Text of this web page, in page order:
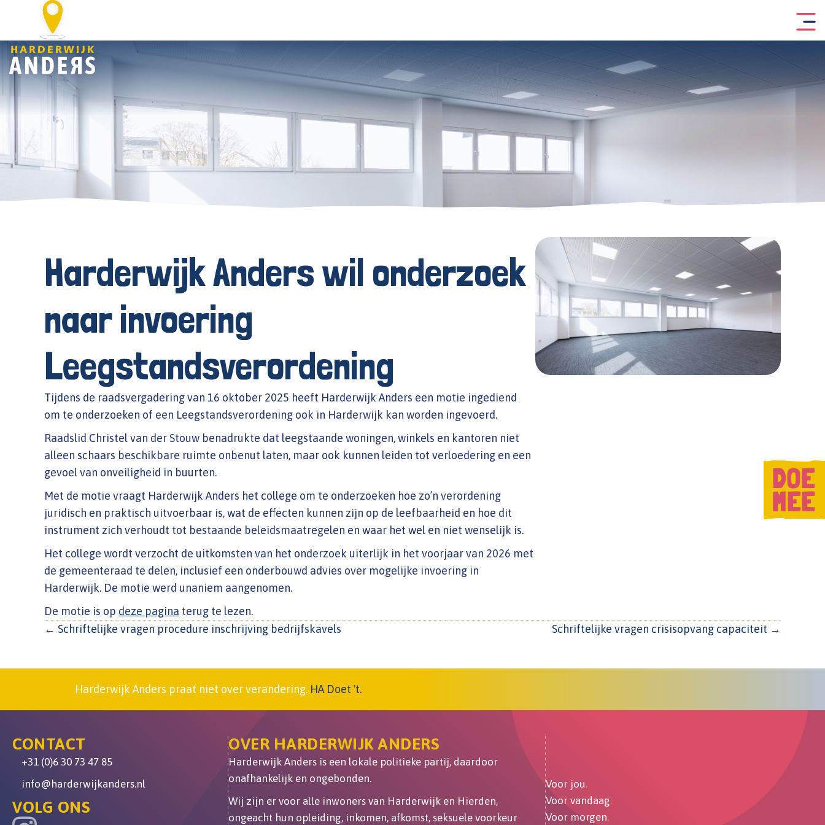
Harderwijk Anders wil onderzoek
naar invoering
Leegstandsverordening
Tijdens de raadsvergadering van 16 oktober 2025 heeft Harderwijk Anders een motie ingediend
om te onderzoeken of een Leegstandsverordening ook in Harderwijk kan worden ingevoerd.
Raadslid Christel van der Stouw benadrukte dat leegstaande woningen, winkels en kantoren niet
alleen schaars beschikbare ruimte onbenut laten, maar ook kunnen leiden tot verloedering en een
gevoel van onveiligheid in buurten.
Met de motie vraagt Harderwijk Anders het college om te onderzoeken hoe zo’n verordening
juridisch en praktisch uitvoerbaar is, wat de effecten kunnen zijn op de leefbaarheid en hoe dit
instrument zich verhoudt tot bestaande beleidsmaatregelen en waar het wel en niet wenselijk is.
Het college wordt verzocht de uitkomsten van het onderzoek uiterlijk in het voorjaar van 2026 met
de gemeenteraad te delen, inclusief een onderbouwd advies over mogelijke invoering in
Harderwijk. De motie werd unaniem aangenomen.
De motie is op deze pagina terug te lezen.
POSTS
NAVIGATION
← Schriftelijke vragen procedure inschrijving bedrijfskavels Schriftelijke vragen crisisopvang capaciteit →
Harderwijk Anders praat niet over verandering. HA Doet 't.
CONTACT
+31 (0)6 30 73 47 85
info@harderwijkanders.nl
VOLG ONS
OVER HARDERWIJK ANDERS
Harderwijk Anders is een lokale politieke partij, daardoor
onafhankelijk en ongebonden.
Wij zijn er voor alle inwoners van Harderwijk en Hierden,
ongeacht hun opleiding, inkomen, afkomst, seksuele voorkeur
Voor jou.
Voor vandaag.
Voor morgen.